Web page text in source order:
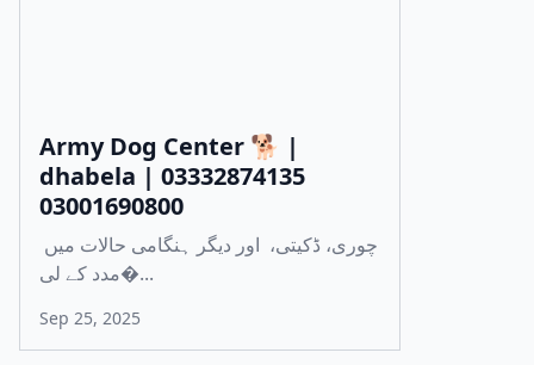
Army Dog Center 🐕 |
dhabela | 03332874135
03001690800
مدد کے لی�...
Sep 25, 2025